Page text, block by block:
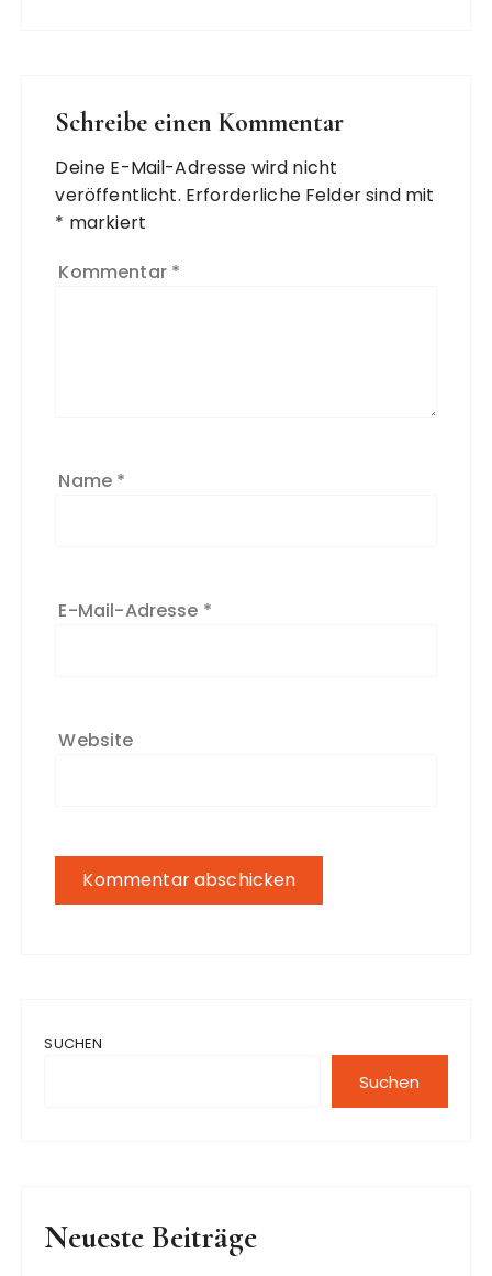
Schreibe einen Kommentar
Deine E-Mail-Adresse wird nicht
veröffentlicht. Erforderliche Felder sind mit
* markiert
Kommentar *
Name *
E-Mail-Adresse *
Website
SUCHEN
Suchen
Neueste Beiträge